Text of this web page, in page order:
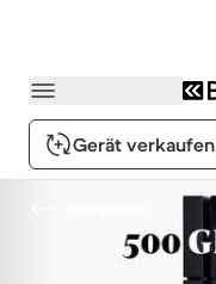
Gerät verkaufen